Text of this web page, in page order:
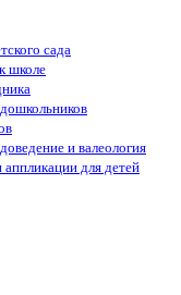
сада
школе
и валеология
для детей